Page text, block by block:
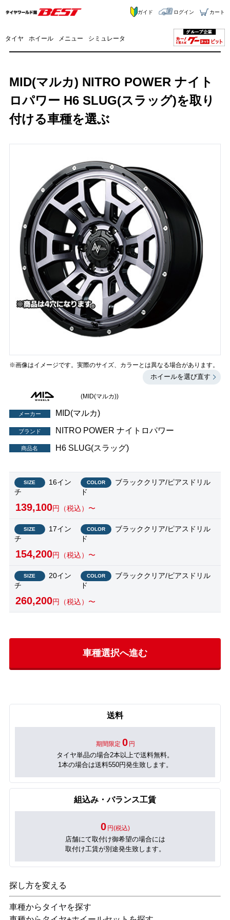
タイヤ ホイール メニュー シミュレータ
ガイド ログイン カート
MID(マルカ) NITRO POWER ナイト
ロパワー H6 SLUG(スラッグ)を取り
付ける車種を選ぶ
※画像はイメージです。実際のサイズ、カラーとは異なる場合があります。
ホイールを選び直す
(MID(マルカ))
メーカー MID(マルカ)
ブランド NITRO POWER ナイトロパワー
商品名 H6 SLUG(スラッグ)
SIZE
16イン
チ
COLOR
ブラッククリア/ピアスドリル
ド
139,100円（税込）〜
SIZE
17イン
チ
COLOR
ブラッククリア/ピアスドリル
ド
154,200円（税込）〜
SIZE
20イン
チ
COLOR
ブラッククリア/ピアスドリル
ド
260,200円（税込）〜
車種選択へ進む
送料
期間限定 0 円
タイヤ単品の場合2本以上で送料無料。
1本の場合は送料550円発生致します。
組込み・バランス工賃
0 円(税込)
店舗にて取付け御希望の場合には
取付け工賃が別途発生致します。
探し方を変える
車種からタイヤを探す